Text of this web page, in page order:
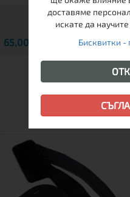
65,00 € / 127.13 лв. Виж
ДРУГИ
доставяме
искате да
Бисквитки